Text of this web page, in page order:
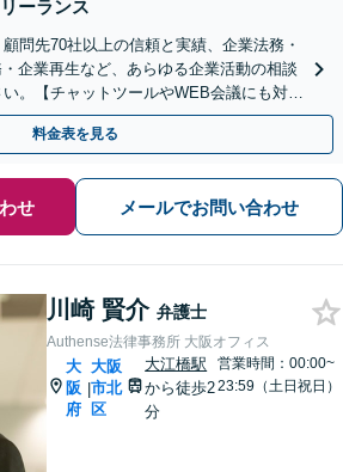
ーランス
問先70社以上の信頼と実績、企業法務・
企業再生など、あらゆる企業活動の相談
。【チャットツールやWEB会議にも対
料金表を見る
せ メールでお問い合わせ
川崎 賢介 弁護士
Authense法律事務所 大阪オフィス
大
阪
府
|
大阪
市北
区
大江橋駅
から徒歩2
分
営業時間：00:00~
23:59（土日祝日）